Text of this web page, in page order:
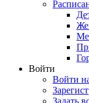
Войти
Войти